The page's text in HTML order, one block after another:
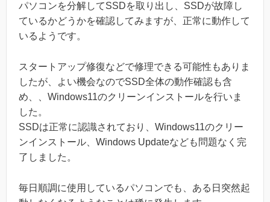
パソコンを分解してSSDを取り出し、SSDが故障し
ているかどうかを確認してみますが、正常に動作して
いるようです。
スタートアップ修復などで修理できる可能性もありま
したが、よい機会なのでSSD全体の動作確認も含
め、、Windows11のクリーンインストールを行いま
した。
SSDは正常に認識されており、Windows11のクリー
ンインストール、Windows Updateなども問題なく完
了しました。
毎日順調に使用しているパソコンでも、ある日突然起